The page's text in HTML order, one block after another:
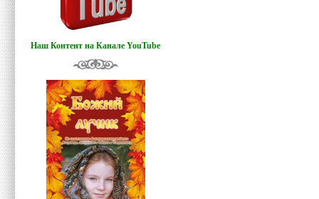
Наш Контент на Канале YouTube